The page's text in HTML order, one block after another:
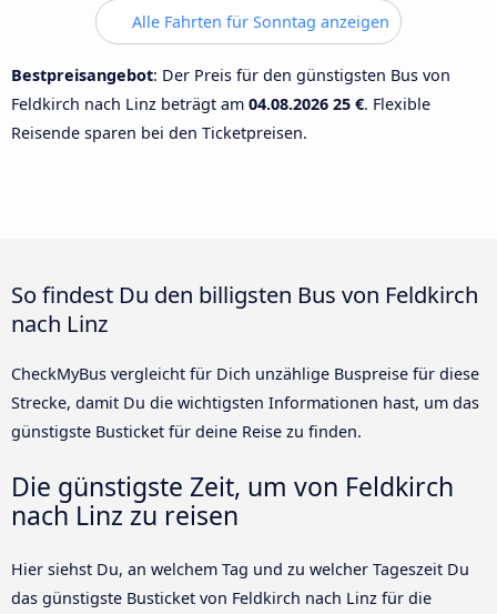
Alle Fahrten für Sonntag anzeigen
Bestpreisangebot: Der Preis für den günstigsten Bus von
Feldkirch nach Linz beträgt am 04.08.2026 25 €. Flexible
Reisende sparen bei den Ticketpreisen.
So findest Du den billigsten Bus von Feldkirch
nach Linz
CheckMyBus vergleicht für Dich unzählige Buspreise für diese
Strecke, damit Du die wichtigsten Informationen hast, um das
günstigste Busticket für deine Reise zu finden.
Die günstigste Zeit, um von Feldkirch
nach Linz zu reisen
Hier siehst Du, an welchem Tag und zu welcher Tageszeit Du
das günstigste Busticket von Feldkirch nach Linz für die